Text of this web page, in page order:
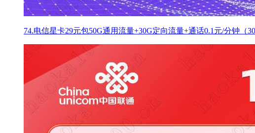
74.电信星卡29元包50G通用流量+30G定向流量+通话0.1元/分钟（